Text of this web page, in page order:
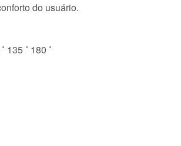
do usuário.
˚ 180 ˚